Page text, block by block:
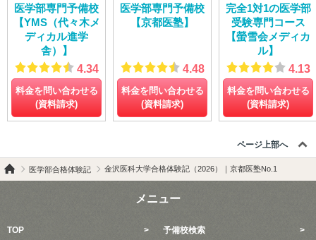
医学部専門予備校
【YMS（代々木メ
ディカル進学
舎）】
4.34
料金を問い合わせる
(資料請求)
医学部専門予備校
【京都医塾】
4.48
料金を問い合わせる
(資料請求)
完全1対1の医学部
受験専門コース
【螢雪会メディカ
ル】
4.13
料金を問い合わせる
(資料請求)
ページ上部へ
医学部合格体験記 金沢医科大学合格体験記（2026）｜京都医塾No.1
メニュー
TOP 予備校検索